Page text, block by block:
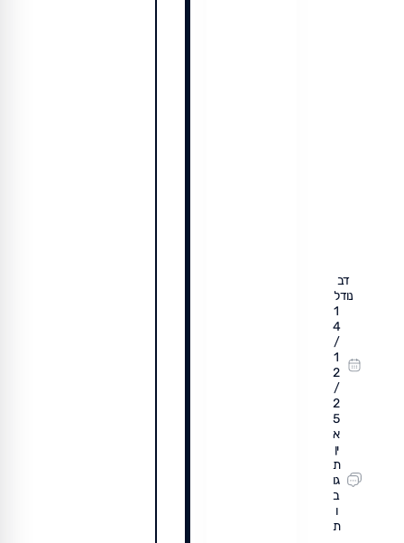
דב
נודל
1
4
/
1
2
/
2
5
א
ין
ת
גו
ב
ו
ת